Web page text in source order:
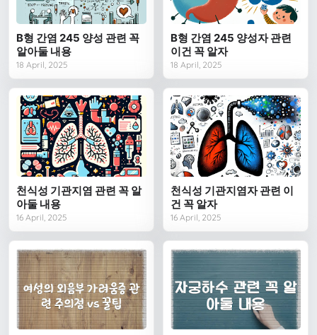
B형 간염 245 양성 관련 꼭
알아둘 내용
18 April, 2025
B형 간염 245 양성자 관련
이건 꼭 알자
18 April, 2025
천식성 기관지염 관련 꼭 알
아둘 내용
16 April, 2025
천식성 기관지염자 관련 이
건 꼭 알자
16 April, 2025